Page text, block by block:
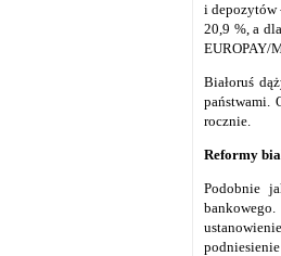
i depozytów
20,9 %, a
EUROPAY/
Białoruś
państwami.
rocznie.
Reformy
Podobnie